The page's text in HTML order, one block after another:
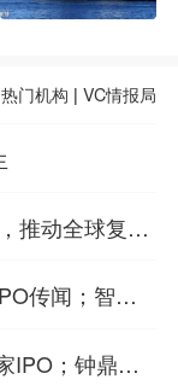
热门机构 |VC情报局
推动全球复合
传闻；智元
IPO；钟鼎投